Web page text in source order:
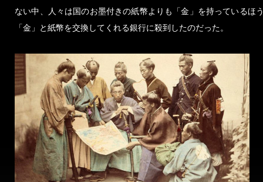
ない中、人々は国のお墨付きの紙幣よりも「金」を持っているほ
「金」と紙幣を交換してくれる銀行に殺到したのだった。